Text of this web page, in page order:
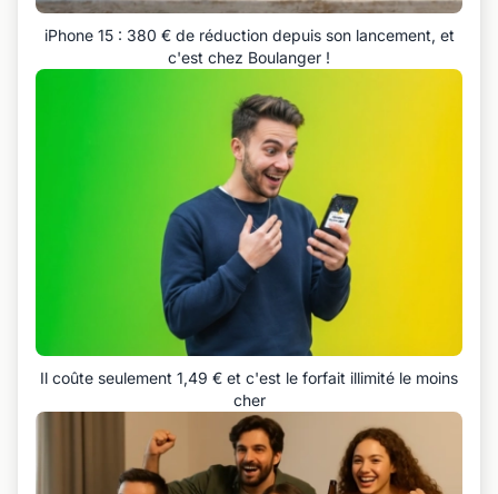
iPhone 15 : 380 € de réduction depuis son lancement, et
c'est chez Boulanger !
Il coûte seulement 1,49 € et c'est le forfait illimité le moins
cher